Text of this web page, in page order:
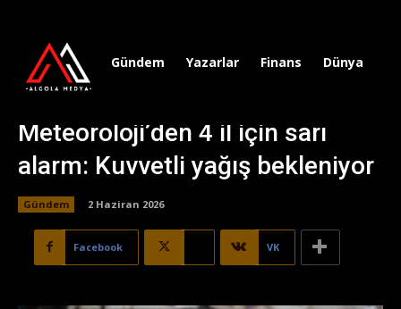
Gündem Yazarlar Finans Dünya
Meteoroloji’den 4 il için sarı
alarm: Kuvvetli yağış bekleniyor
Gündem 2 Haziran 2026
Facebook VK